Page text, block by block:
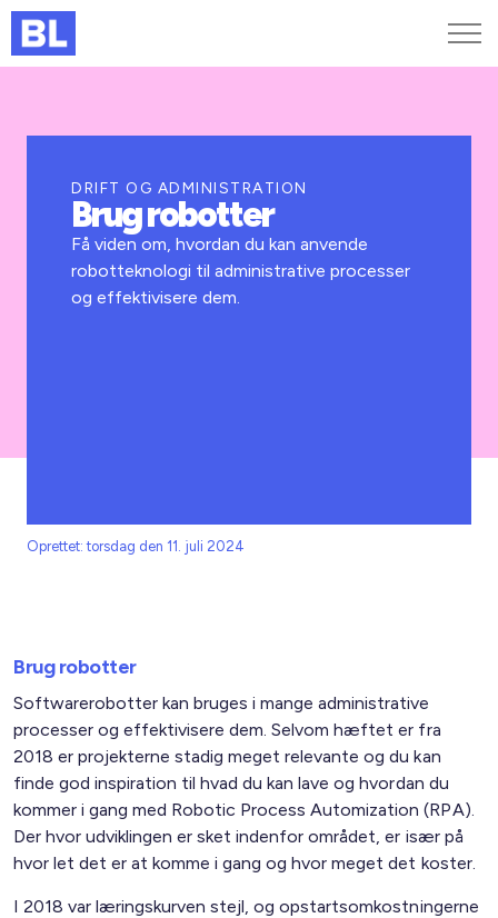
Kurser og arrangementer
Jobportalen
DRIFT OG ADMINISTRATION
Brug robotter
Få viden om, hvordan du kan anvende
robotteknologi til administrative processer
og effektivisere dem.
Oprettet: torsdag den 11. juli 2024
Brug robotter
Softwarerobotter kan bruges i mange administrative
processer og effektivisere dem. Selvom hæftet er fra
2018 er projekterne stadig meget relevante og du kan
finde god inspiration til hvad du kan lave og hvordan du
kommer i gang med Robotic Process Automization (RPA).
Der hvor udviklingen er sket indenfor området, er især på
hvor let det er at komme i gang og hvor meget det koster.
I 2018 var læringskurven stejl, og opstartsomkostningerne